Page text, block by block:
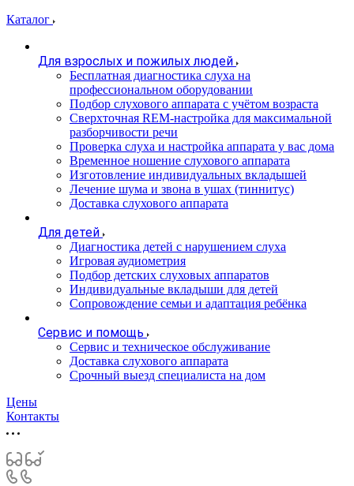
Каталог
Для взрослых и пожилых людей
Бесплатная диагностика слуха на
профессиональном оборудовании
Подбор слухового аппарата с учётом возраста
Сверхточная REM-настройка для максимальной
разборчивости речи
Проверка слуха и настройка аппарата у вас дома
Временное ношение слухового аппарата
Изготовление индивидуальных вкладышей
Лечение шума и звона в ушах (тиннитус)
Доставка слухового аппарата
Для детей
Диагностика детей с нарушением слуха
Игровая аудиометрия
Подбор детских слуховых аппаратов
Индивидуальные вкладыши для детей
Сопровождение семьи и адаптация ребёнка
Сервис и помощь
Сервис и техническое обслуживание
Доставка слухового аппарата
Срочный выезд специалиста на дом
Цены
Контакты